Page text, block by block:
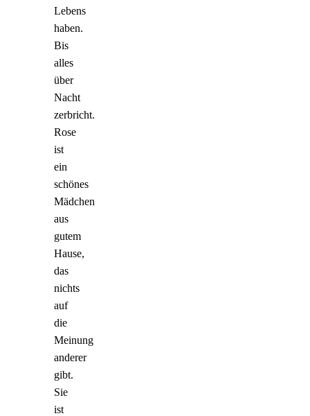
Lebens
haben.
Bis
alles
über
Nacht
zerbricht.
Rose
ist
ein
schönes
Mädchen
aus
gutem
Hause,
das
nichts
auf
die
Meinung
anderer
gibt.
Sie
ist